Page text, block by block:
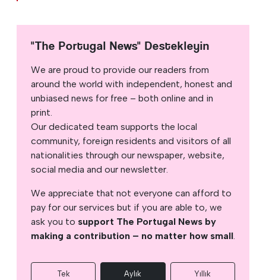
"The Portugal News" Destekleyin
We are proud to provide our readers from
around the world with independent, honest and
unbiased news for free – both online and in
print.
Our dedicated team supports the local
community, foreign residents and visitors of all
nationalities through our newspaper, website,
social media and our newsletter.
We appreciate that not everyone can afford to
pay for our services but if you are able to, we
ask you to support The Portugal News by
making a contribution – no matter how small
Tek Aylık Yıllık